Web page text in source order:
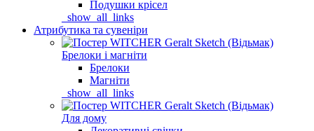
Подушки крісел
_show_all_links
Атрибутика та сувеніри
Брелоки і магніти
Брелоки
Магніти
_show_all_links
Для дому